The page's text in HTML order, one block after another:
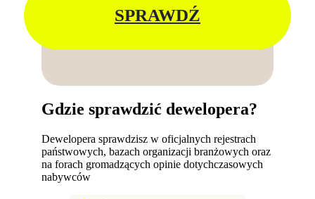
SPRAWDŹ
Gdzie sprawdzić dewelopera?
Dewelopera sprawdzisz w oficjalnych rejestrach
państwowych, bazach organizacji branżowych oraz
na forach gromadzących opinie dotychczasowych
nabywców